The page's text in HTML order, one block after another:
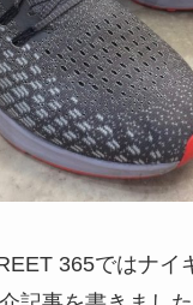
365ではナイ